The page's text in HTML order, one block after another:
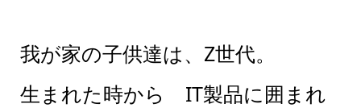
我が家の子供達は、Z世代。
生まれた時から IT製品に囲まれ